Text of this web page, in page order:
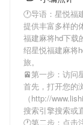
🕐导语： 星悦福
提供丰富多样的
福建麻将hd下载
绍星悦福建麻将
旅。
🚈第一步：访问
首先，打开您的
（http://
搜索引擎搜索或
🕐第二步：点击